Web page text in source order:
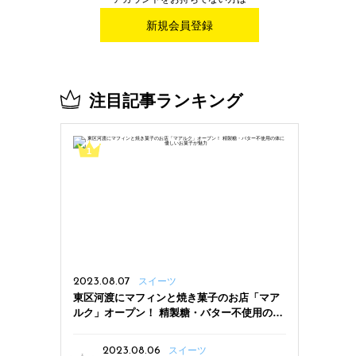
新規会員登録
注目記事ランキング
2023.08.07 スイーツ
東区河渡にマフィンと焼き菓子のお店「マア
ルク」オープン！ 精製糖・バター不使用の体
2023.08.06
スイーツ